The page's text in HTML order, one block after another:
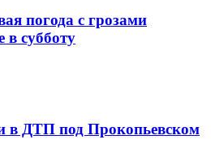
погода с грозами
в субботу
в ДТП под Прокопьевском